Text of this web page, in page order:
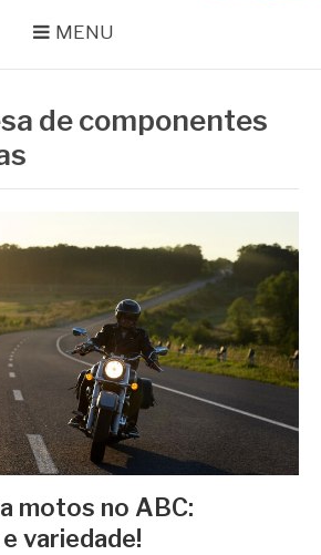
MENU
de componentes
motos no ABC:
variedade!